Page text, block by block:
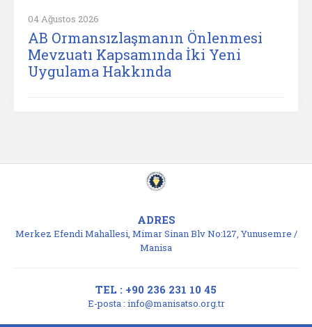
04 Ağustos 2026
AB Ormansızlaşmanın Önlenmesi
Mevzuatı Kapsamında İki Yeni
Uygulama Hakkında
ADRES
Merkez Efendi Mahallesi, Mimar Sinan Blv No:127, Yunusemre /
Manisa
TEL : +90 236 231 10 45
E-posta : info@manisatso.org.tr